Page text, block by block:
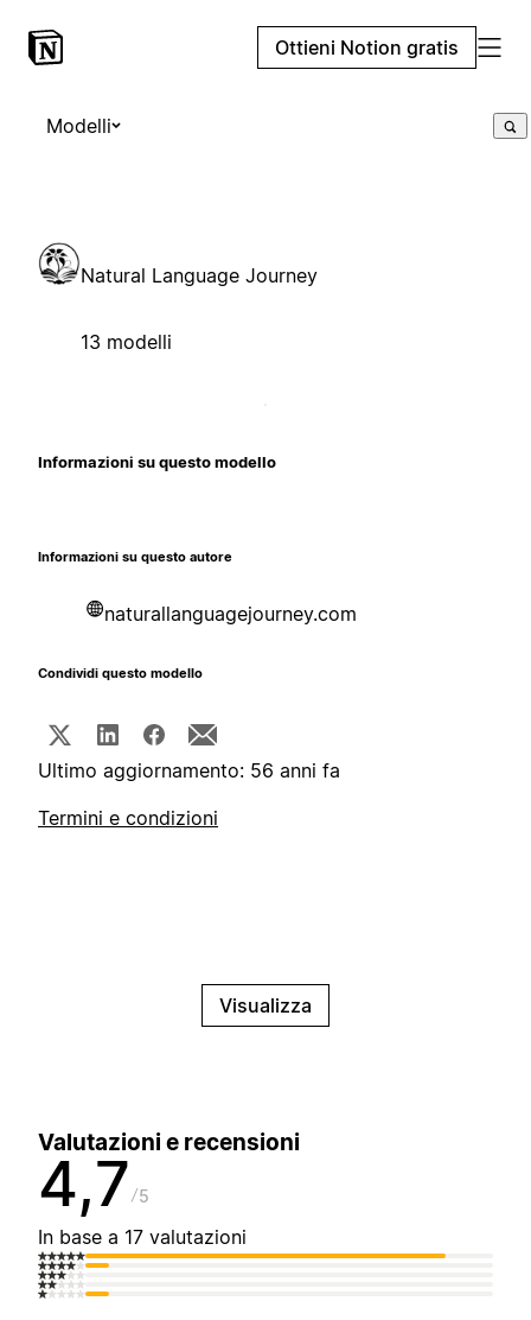
Ottieni Notion gratis
Modelli
Natural Language Journey
13 modelli
Informazioni su questo modello
Informazioni su questo autore
naturallanguagejourney.com
Condividi questo modello
Ultimo aggiornamento: 56 anni fa
Termini e condizioni
Visualizza
Valutazioni e recensioni
4,7 5
In base a 17 valutazioni